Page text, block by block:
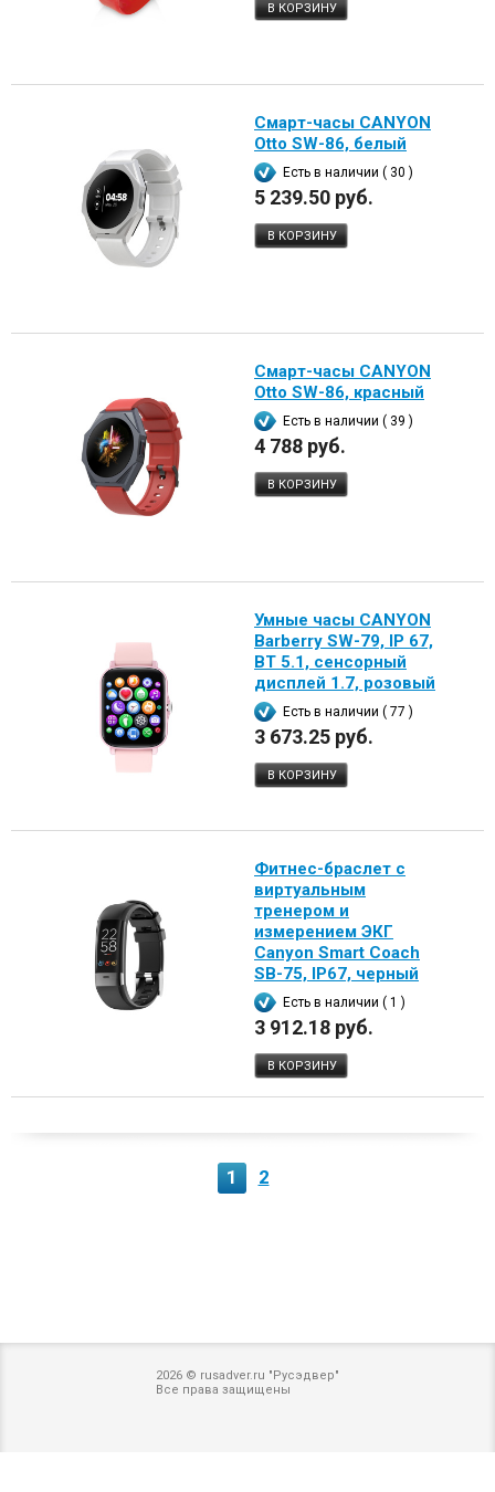
В КОРЗИНУ
Смарт-часы CANYON
Otto SW-86, белый
Есть в наличии ( 30 )
5 239.50 руб.
В КОРЗИНУ
Смарт-часы CANYON
Otto SW-86, красный
Есть в наличии ( 39 )
4 788 руб.
В КОРЗИНУ
Умные часы CANYON
Barberry SW-79, IP 67,
BT 5.1, сенсорный
дисплей 1.7, розовый
Есть в наличии ( 77 )
3 673.25 руб.
В КОРЗИНУ
Фитнес-браслет с
виртуальным
тренером и
измерением ЭКГ
Canyon Smart Coach
SB-75, IP67, черный
Есть в наличии ( 1 )
3 912.18 руб.
В КОРЗИНУ
1 2
2026 © rusadver.ru "Русэдвер"
Все права защищены